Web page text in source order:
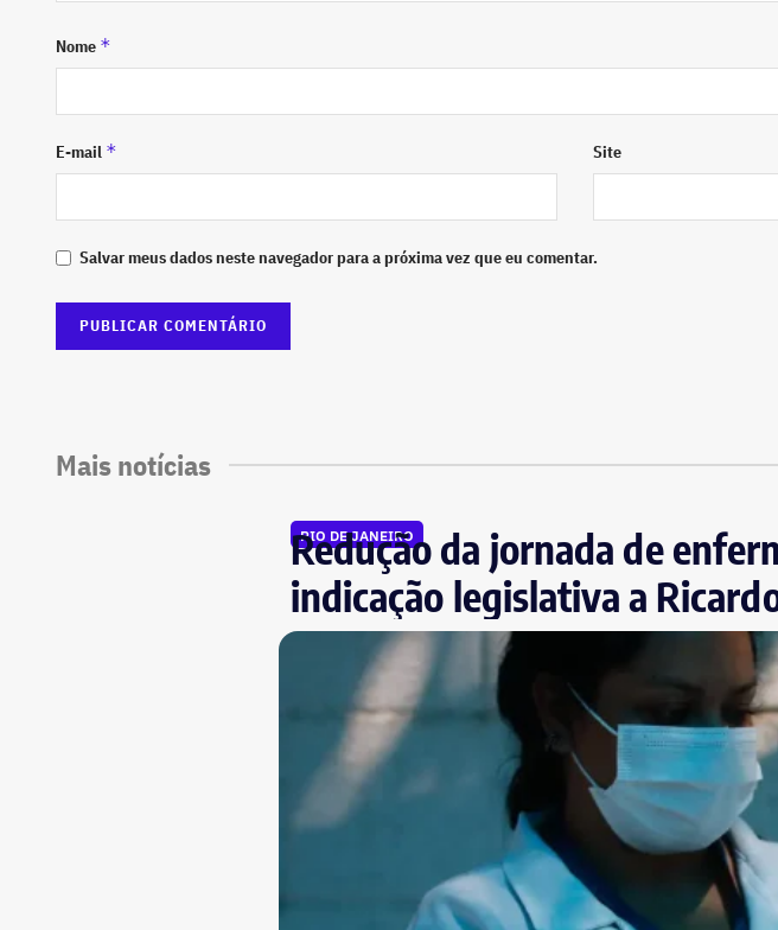
Nome *
E-mail * Site
Salvar meus dados neste navegador para a próxima vez que eu comentar.
Mais notícias
RIO DE JANEIRO
Redução da jornada de
indicação legislativa a